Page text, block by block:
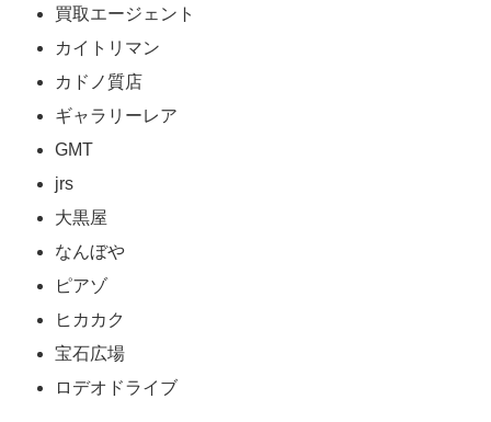
買取エージェント
カイトリマン
カドノ質店
ギャラリーレア
GMT
jrs
大黒屋
なんぼや
ピアゾ
ヒカカク
宝石広場
ロデオドライブ